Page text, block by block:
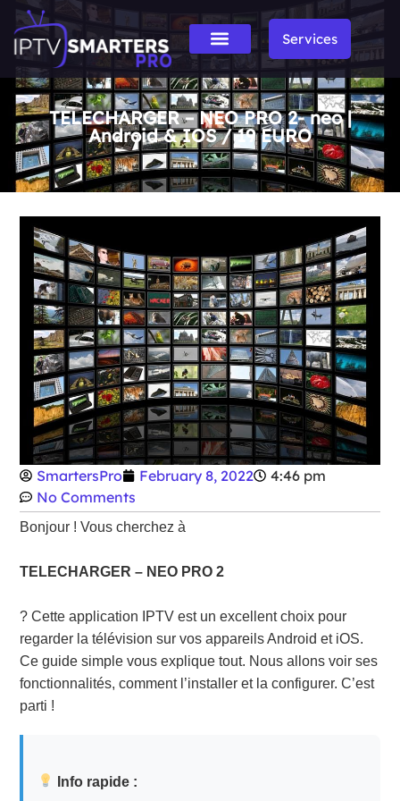
Services
TELECHARGER – NEO PRO 2- neo |
Android & IOS / 19 EURO
SmartersPro February 8, 2022
4:46 pm
No Comments
Bonjour ! Vous cherchez à
TELECHARGER – NEO PRO 2
? Cette application IPTV est un excellent choix pour
regarder la télévision sur vos appareils Android et iOS.
Ce guide simple vous explique tout. Nous allons voir ses
fonctionnalités, comment l’installer et la configurer. C’est
parti !
Info rapide :